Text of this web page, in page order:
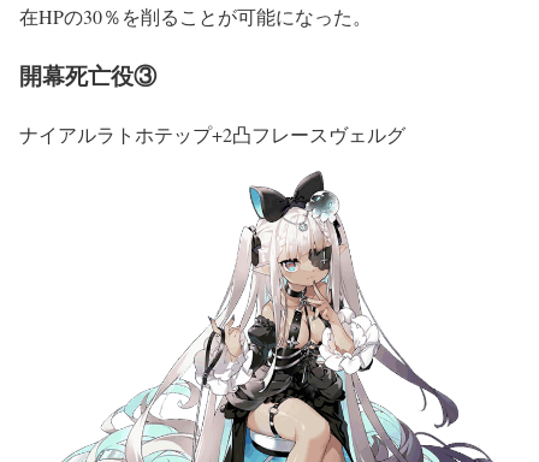
在HPの30％を削ることが可能になった。
開幕死亡役③
ナイアルラトホテップ+2凸フレースヴェルグ